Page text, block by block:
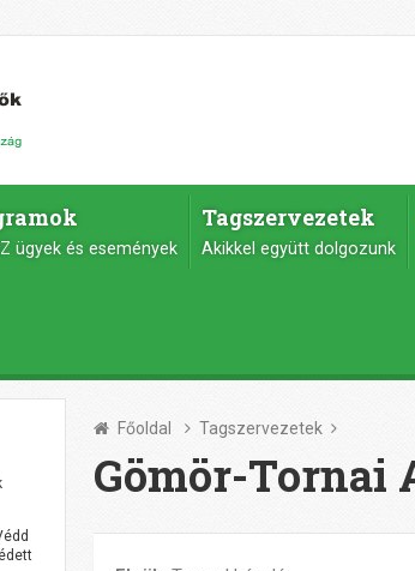
ügyek és események
Tagszervezetek
Akikkel együtt dolgozunk
Főoldal Tagszervezetek
Gömör-Tornai